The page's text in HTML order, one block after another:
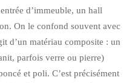
d’immeuble, un hall
On le confond souvent avec
d’un matériau composite : un
parfois verre ou pierre)
et poli. C’est précisément